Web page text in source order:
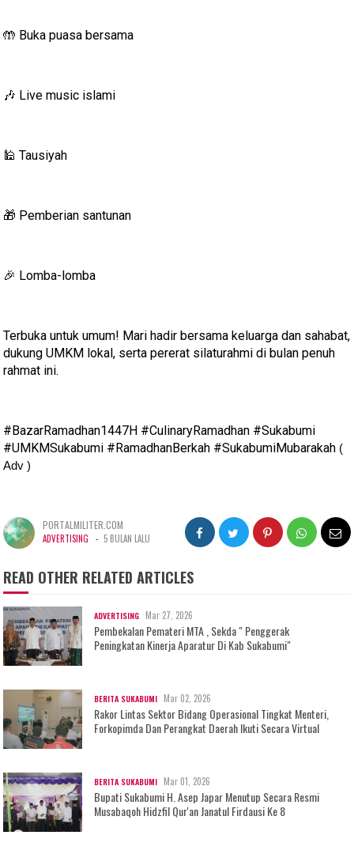
🤲 Buka puasa bersama
🎶 Live music islami
🕌 Tausiyah
🎁 Pemberian santunan
🎉 Lomba-lomba
Terbuka untuk umum! Mari hadir bersama keluarga dan sahabat,
dukung UMKM lokal, serta pererat silaturahmi di bulan penuh
rahmat ini.
#BazarRamadhan1447H #CulinaryRamadhan #Sukabumi
#UMKMSukabumi #RamadhanBerkah #SukabumiMubarakah (
Adv )
PORTALMILITER.COM
ADVERTISING - 5 BULAN LALU
READ OTHER RELATED ARTICLES
ADVERTISING Mar 27, 2026
Pembekalan Pemateri MTA , Sekda " Penggerak
Peningkatan Kinerja Aparatur Di Kab Sukabumi"
BERITA SUKABUMI Mar 02, 2026
Rakor Lintas Sektor Bidang Operasional Tingkat Menteri,
Forkopimda Dan Perangkat Daerah Ikuti Secara Virtual
BERITA SUKABUMI Mar 01, 2026
Bupati Sukabumi H. Asep Japar Menutup Secara Resmi
Musabaqoh Hidzfil Qur'an Janatul Firdausi Ke 8